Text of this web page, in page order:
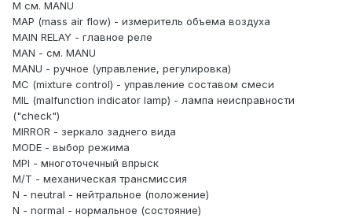
М см. MANU
MAP (mass air flow) - измеритель объема воздуха
MAIN RELAY - главное реле
MAN - см. MANU
MANU - ручное (управление, регулировка)
МС (mixture control) - управление составом смеси
MIL (malfunction indicator lamp) - лампа неисправности
("check")
MIRROR - зеркало заднего вида
MODE - выбор режима
MPI - многоточечный впрыск
М/Т - механическая трансмиссия
N - neutral - нейтральное (положение)
N - normal - нормальное (состояние)